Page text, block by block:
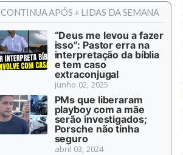
CONTINUA APÓS + LIDAS DA SEMANA
“Deus me levou a fazer
isso”: Pastor erra na
interpretação da bíblia
e tem caso
extraconjugal
junho 02, 2025
PMs que liberaram
playboy com a mãe
serão investigados;
Porsche não tinha
seguro
abril 03, 2024